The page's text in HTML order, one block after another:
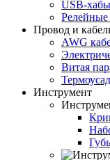
USB-хабы
Релейные
Провод и
AWG
Витая
Инструмент